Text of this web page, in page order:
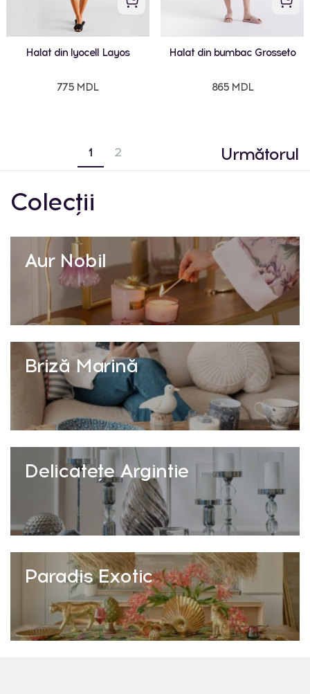
Halat din lyocell Layos
775 MDL
Halat din bumbac Grosseto
865 MDL
1 2 Următorul
Colecții
Aur Nobil
Briză Marină
Delicatețe Argintie
Paradis Exotic